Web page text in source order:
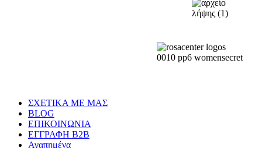
ΣΧΕΤΙΚΑ ΜΕ ΜΑΣ
BLOG
ΕΠΙΚΟΙΝΩΝΙΑ
ΕΓΓΡΑΦΗ Β2Β
Αγαπημένα